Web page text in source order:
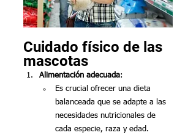
Cuidado físico de las
mascotas
Alimentación adecuada:
Es crucial ofrecer una dieta
balanceada que se adapte a las
necesidades nutricionales de
cada especie, raza y edad.